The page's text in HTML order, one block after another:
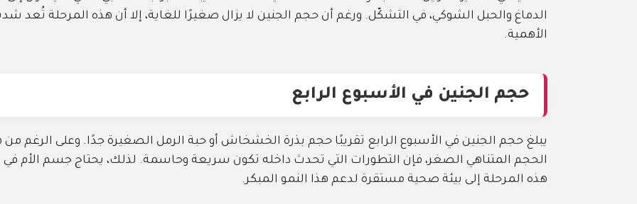
الدماغ والحبل الشوكي، في التشكّل. ورغم أن حجم الجنين لا يزال صغيرًا للغاية، إلا أن هذه المرحلة تُعد
الأهمية.
حجم الجنين في الأسبوع الرابع
يبلغ حجم الجنين في الأسبوع الرابع تقريبًا حجم بذرة الخشخاش أو حبة الرمل الصغيرة جدًا. وعلى الرغم من
الحجم المتناهي الصغر، فإن التطورات التي تحدث داخله تكون سريعة وحاسمة. لذلك، يحتاج جسم الأم في
هذه المرحلة إلى بيئة صحية مستقرة لدعم هذا النمو المبكر.